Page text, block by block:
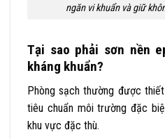
ngăn vi khuẩn và giữ
Tại sao phải sơn nền
kháng khuẩn?
Phòng sạch thường được
tiêu chuẩn môi trường đặc
khu vực đặc thù.